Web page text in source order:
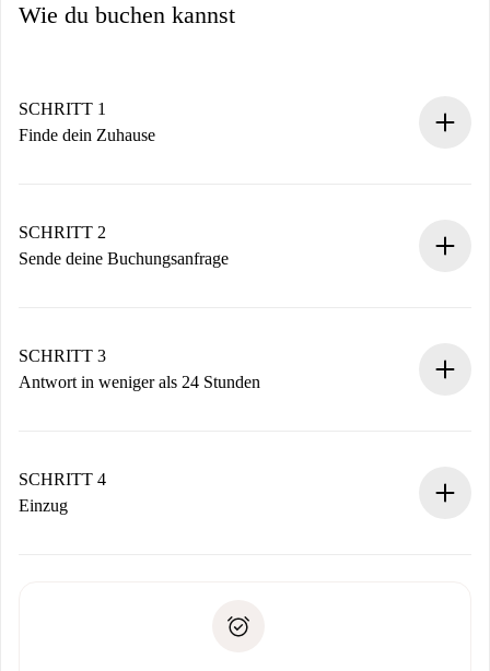
Wie du buchen kannst
SCHRITT 1
Finde dein Zuhause
Du erhältst alle notwendigen Informationen im Voraus.
SCHRITT 2
Sende deine Buchungsanfrage
Denk daran, dass wir dich erst belasten, wenn der
Vermieter zustimmt.
SCHRITT 3
Antwort in weniger als 24 Stunden
stellen den Kontakt her.
Wenn der Vermieter ablehnen muss, entstehen keine
SCHRITT 4
Einzug